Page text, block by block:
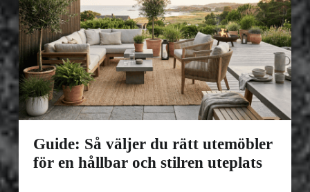
Guide: Så väljer du rätt utemöbler
för en hållbar och stilren uteplats